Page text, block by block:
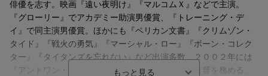
俳優を志す。映画『遠い夜明け』『マルコムＸ』などで主演。
『グローリー』でアカデミー助演男優賞、『トレーニング・デ
イ』で同主演男優賞。ほかにも『ペリカン文書』『クリムゾン・
タイド』『戦火の勇気』『マーシャル・ロー』『ボーン・コレク
ター』『タイタンズを忘れない』など出演多数。２００２年には
『アントワン・フィッシャー／君の帰る場所』で監督を務める。